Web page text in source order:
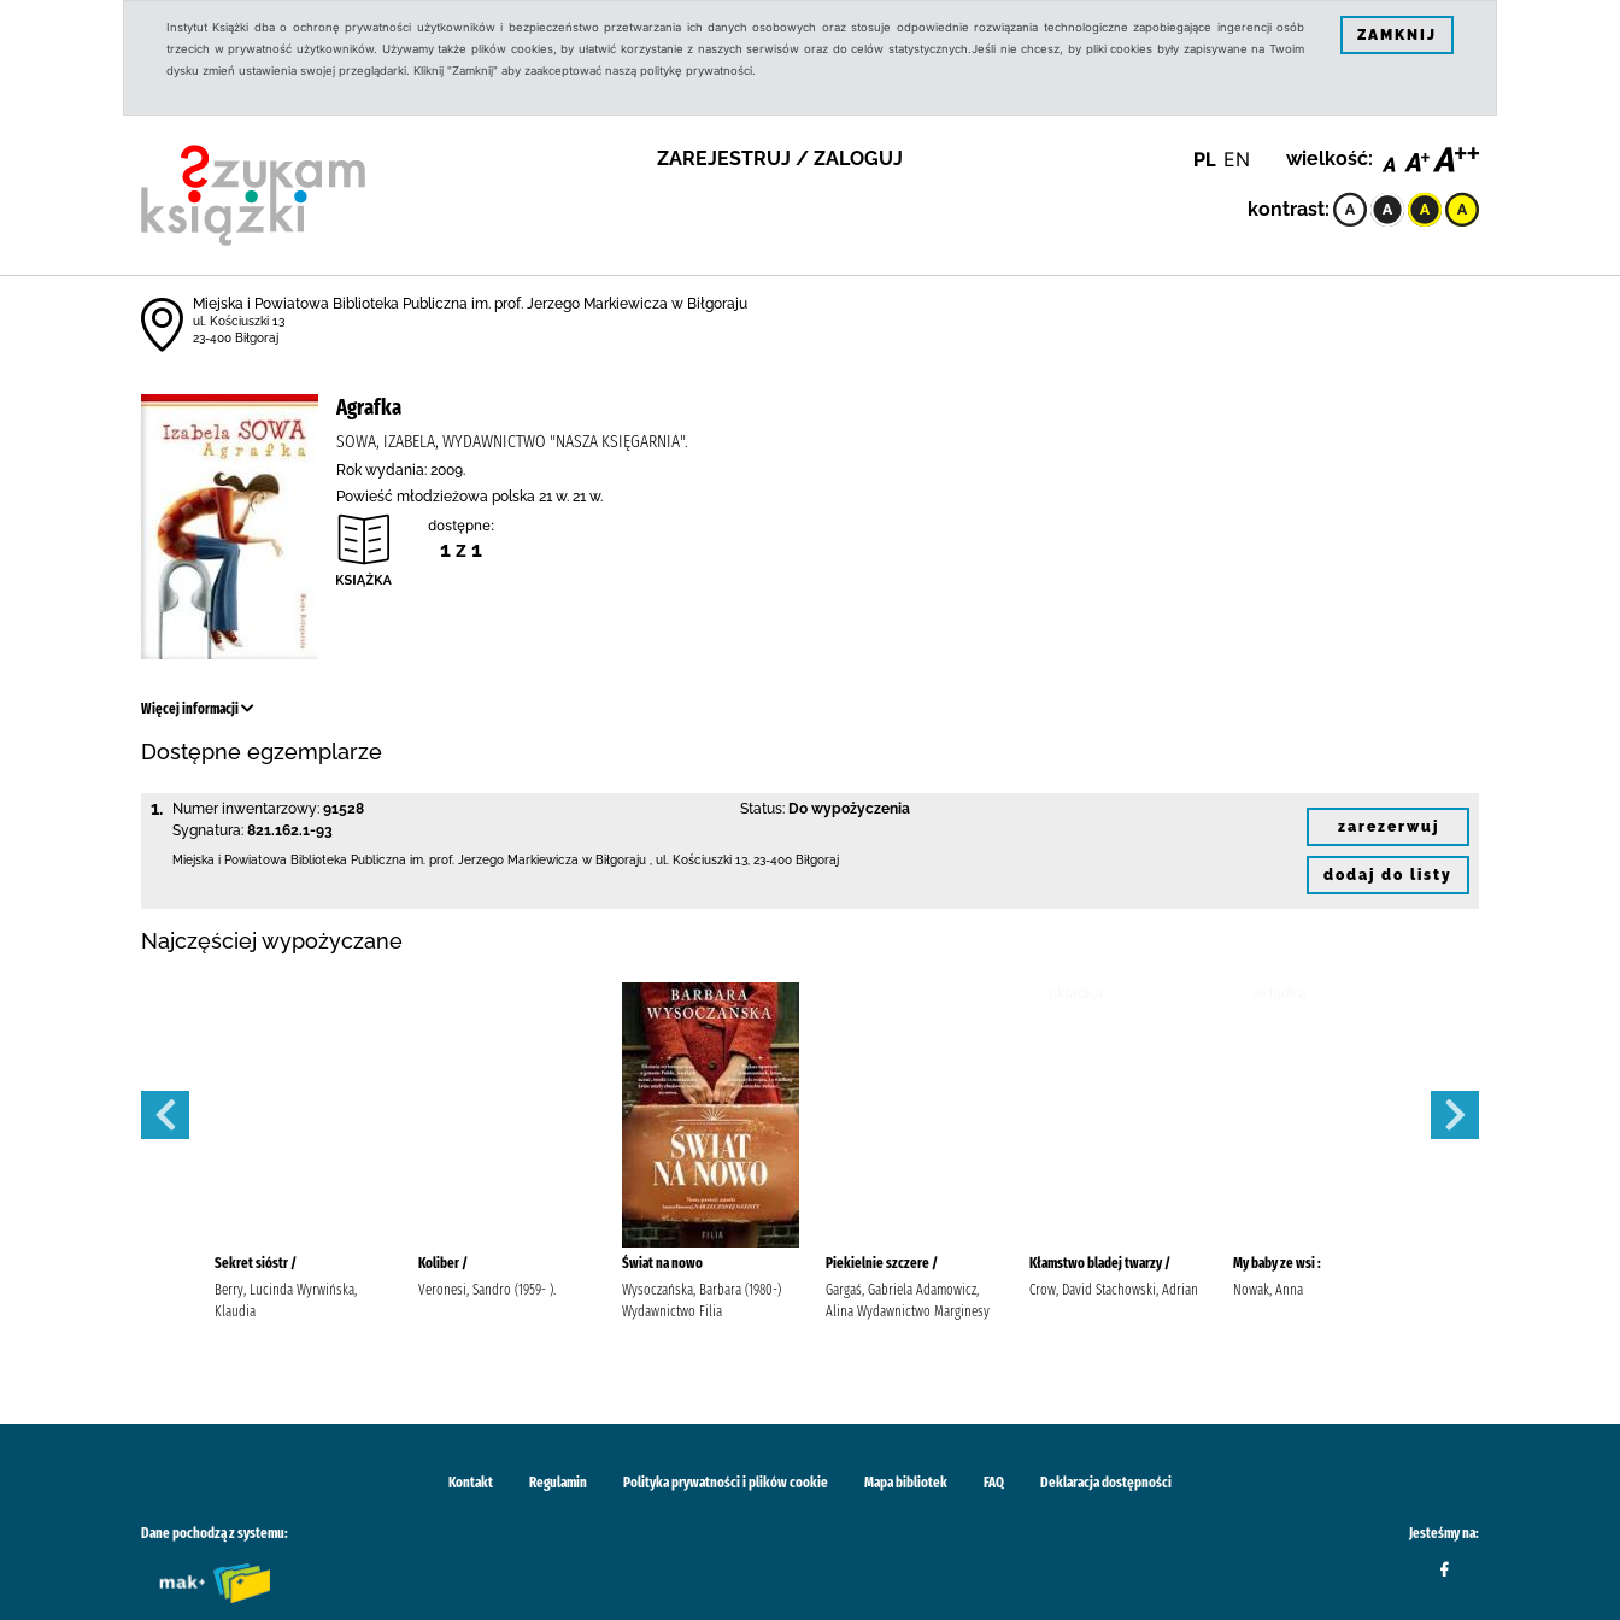
Instytut Książki dba o ochronę prywatności użytkowników i bezpieczeństwo przetwarzania ich danych osobowych oraz stosuje odpowiednie rozwiązania technologiczne zapobiegające ingerencji osób
trzecich w prywatność użytkowników. Używamy także plików cookies, by ułatwić korzystanie z naszych serwisów oraz do celów statystycznych.Jeśli nie chcesz, by pliki cookies były zapisywane na Twoim
dysku zmień ustawienia swojej przeglądarki. Kliknij "Zamknij" aby zaakceptować naszą politykę prywatności.
ZAMKNIJ
ZAREJESTRUJ / ZALOGUJ PL EN wielkość:
kontrast:
Miejska i Powiatowa Biblioteka Publiczna im. prof. Jerzego Markiewicza w Biłgoraju
ul. Kościuszki 13
23-400 Biłgoraj
Agrafka
SOWA, IZABELA, WYDAWNICTWO "NASZA KSIĘGARNIA".
Rok wydania: 2009.
Powieść młodzieżowa polska 21 w. 21 w.
dostępne:
1 z 1
Więcej informacji
Dostępne egzemplarze
1. Numer inwentarzowy: 91528
Sygnatura: 821.162.1-93
Status: Do wypożyczenia
Miejska i Powiatowa Biblioteka Publiczna im. prof. Jerzego Markiewicza w Biłgoraju ul. Kościuszki 13 23-400 Biłgoraj
zarezerwuj
dodaj do listy
Najczęściej wypożyczane
Sekret sióstr /
Berry, Lucinda Wyrwińska,
Klaudia
Koliber /
Veronesi, Sandro (1959- ).
Świat na nowo
Wysoczańska, Barbara (1980-)
Wydawnictwo Filia
Piekielnie szczere /
Gargaś, Gabriela Adamowicz,
Alina Wydawnictwo Marginesy
Kłamstwo bladej twarzy /
Crow, David Stachowski, Adrian
My baby ze wsi :
Nowak, Anna
Kontakt Regulamin Polityka prywatności i plików cookie Mapa bibliotek FAQ Deklaracja dostępności
Dane pochodzą z systemu: Jesteśmy na: